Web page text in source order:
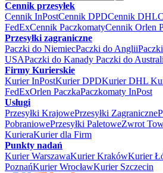
Cennik przesyłek
Cennik InPostCennik DPDCennik DHL
FedExCennik PaczkomatyCennik Orlen
Przesyłki zagraniczne
Paczki do NiemiecPaczki do Anglii
USAPaczki do Kanady Paczki do
Firmy Kurierskie
Kurier InPostKurier DPDKurier DHL
FedExOrlen PaczkaPaczkomaty InPost
Usługi
Przesyłki KrajowePrzesyłki Zagraniczne
PobraniowePrzesyłki PaletoweZwrot
KurieraKurier dla Firm
Punkty nadań
Kurier WarszawaKurier KrakówKurier
PoznańKurier WrocławKurier Szczecin